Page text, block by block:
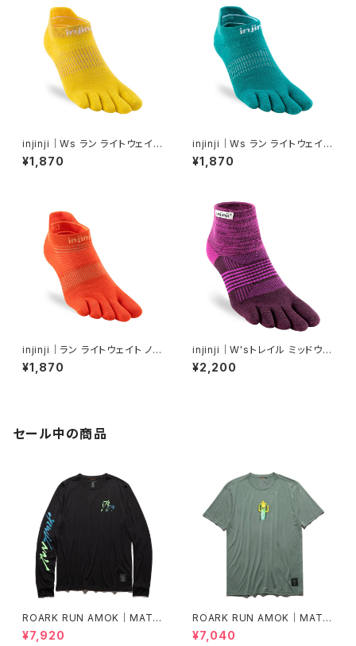
injinji｜Ws ラン ライトウェイト
ノーショー（レモン）
¥1,870
injinji｜Ws ラン ライトウェイト
ノーショー（アトランティス）
¥1,870
injinji｜ラン ライトウェイト ノー
ショー（フレーム）
¥1,870
injinji｜W'sトレイル ミッドウェ
イト ミニクルー（ヴァイオレット）
¥2,200
セール中の商品
ROARK RUN AMOK｜MATHI
S LS col.BLACK FJORD
¥7,920
ROARK RUN AMOK｜MATHI
S CORE SS col.FOREST
¥7,040